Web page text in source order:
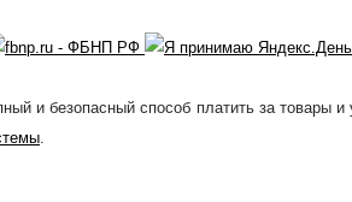
и безопасный способ платить за товары
.